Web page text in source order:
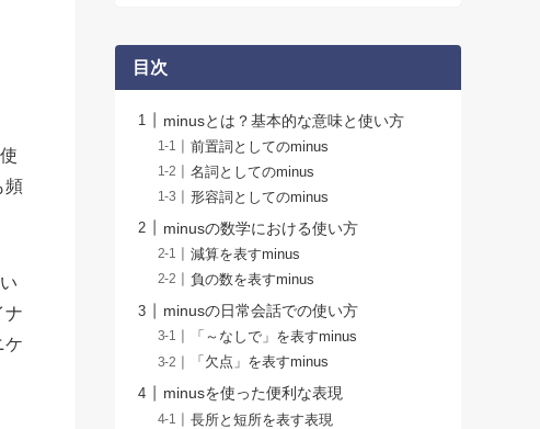
頻
ナ
ケ
目次
minusとは？基本的な意味と使い方
前置詞としてのminus
名詞としてのminus
形容詞としてのminus
minusの数学における使い方
減算を表すminus
負の数を表すminus
minusの日常会話での使い方
「～なしで」を表すminus
「欠点」を表すminus
minusを使った便利な表現
長所と短所を表す表現